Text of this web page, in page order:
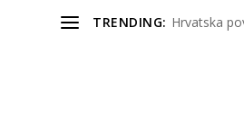
TRENDING: Hrvatska